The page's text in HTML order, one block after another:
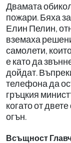
Двамата
пожари. Бяха
Елин Пелин,
вземаха
самолети,
е като да
дойдат.
телефона да
гръцкия
когато от
огън.
Всъщност